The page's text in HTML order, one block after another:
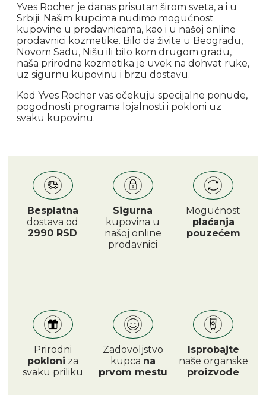
Yves Rocher je danas prisutan širom sveta, a i u
Srbiji. Našim kupcima nudimo mogućnost
kupovine u prodavnicama, kao i u našoj online
prodavnici kozmetike. Bilo da živite u Beogradu,
Novom Sadu, Nišu ili bilo kom drugom gradu,
naša prirodna kozmetika je uvek na dohvat ruke,
uz sigurnu kupovinu i brzu dostavu.
Kod Yves Rocher vas očekuju specijalne ponude,
pogodnosti programa lojalnosti i pokloni uz
svaku kupovinu.
Besplatna
dostava od
2990 RSD
Sigurna
kupovina u
našoj online
prodavnici
Mogućnost
plaćanja
pouzećem
Prirodni
pokloni za
svaku priliku
Zadovoljstvo
kupca na
prvom mestu
Isprobajte
naše organske
proizvode